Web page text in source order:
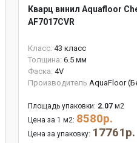
Кварц винил Aquafloor
AF7017CVR
Класс: 43 класс
Толщина: 6.5 мм
Фаска: 4V
Производитель AquaFloor
Площадь упаковки: 2.07 м2
Цена за 1 м2: 8580р.
Цена за упаковку: 17761р.